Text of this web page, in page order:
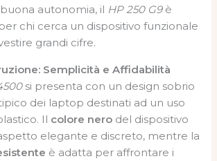
autonomia, il HP 250 G9è
chi cerca un dispositivo funzionale
grandi cifre.
Semplicità e Affidabilità
si presenta con un design sobrio
dei laptop destinati ad un uso
Il colore nero del dispositivo
elegante e discreto, mentre la
è adatta per affrontare i